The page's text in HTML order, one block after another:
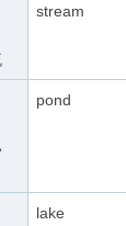
stream
pond
lake